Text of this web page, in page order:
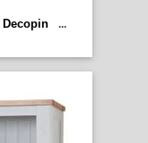
Decopin
...